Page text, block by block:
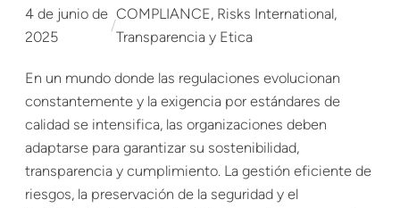
4 de junio de
2025
/
COMPLIANCE, Risks International
Transparencia y Etica
En un mundo donde las regulaciones evolucionan
constantemente y la exigencia por estándares de
calidad se intensifica, las organizaciones deben
adaptarse para garantizar su sostenibilidad,
transparencia y cumplimiento. La gestión eficiente de
riesgos, la preservación de la seguridad y el